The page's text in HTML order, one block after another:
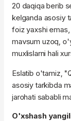
20 daqiqa berib
kelganda asosiy
foiz yaxshi
mavsum uzoq,
muxlislarni hali
Eslatib o'tamiz,
asosiy tarkibda
jarohati sababli
O'xshash